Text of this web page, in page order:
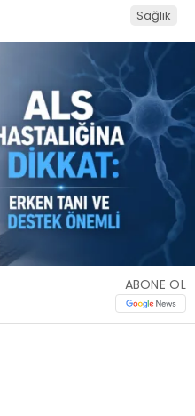
Sağlık
ABONE OL